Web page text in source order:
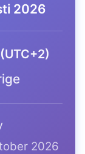
2026
2026